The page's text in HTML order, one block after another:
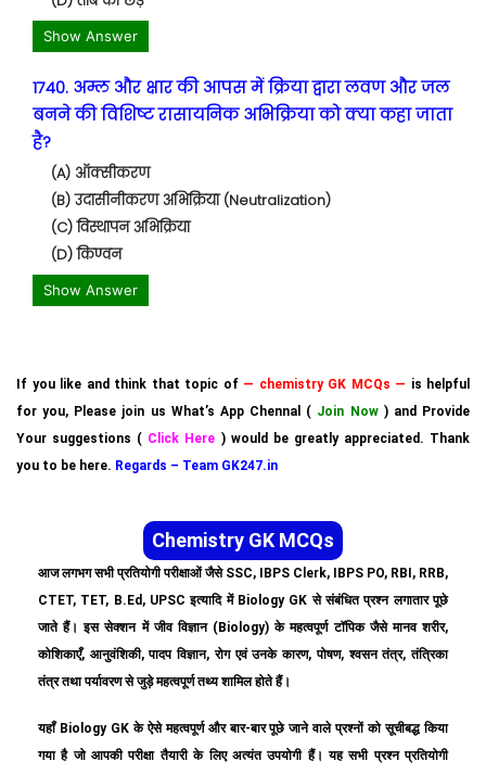
Show Answer
1740. अम्ल और क्षार की आपस में क्रिया द्वारा लवण और जल
बनने की विशिष्ट रासायनिक अभिक्रिया को क्या कहा जाता
है?
(A) ऑक्सीकरण
(B) उदासीनीकरण अभिक्रिया (Neutralization)
(C) विस्थापन अभिक्रिया
(D) किण्वन
Show Answer
If you like and think that topic of — chemistry GK MCQs — is helpful
for you, Please join us What’s App Chennal ( Join Now) and Provide
Your suggestions ( Click Here ) would be greatly appreciated. Thank
you to be here. Regards – Team GK247.in
Chemistry GK MCQs
आज लगभग सभी प्रतियोगी परीक्षाओं जैसे SSC, IBPS Clerk, IBPS PO, RBI, RRB,
CTET, TET, B.Ed, UPSC इत्यादि में Biology GK से संबंधित प्रश्न लगातार पूछे
जाते हैं। इस सेक्शन में जीव विज्ञान (Biology) के महत्वपूर्ण टॉपिक जैसे मानव शरीर,
कोशिकाएँ, आनुवंशिकी, पादप विज्ञान, रोग एवं उनके कारण, पोषण, श्वसन तंत्र, तंत्रिका
तंत्र तथा पर्यावरण से जुड़े महत्वपूर्ण तथ्य शामिल होते हैं।
यहाँ Biology GK के ऐसे महत्वपूर्ण और बार-बार पूछे जाने वाले प्रश्नों को सूचीबद्ध किया
गया है जो आपकी परीक्षा तैयारी के लिए अत्यंत उपयोगी हैं। यह सभी प्रश्न प्रतियोगी